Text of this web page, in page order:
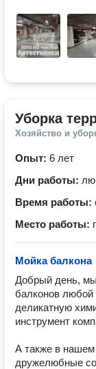
Уборка
Хозяйство и
Опыт: 6 лет
Дни работы:
Время работы:
Место работы:
Мойка балкона
Добрый день,
балконов любой
деликатную
инструмент
А также в
дружелюбные